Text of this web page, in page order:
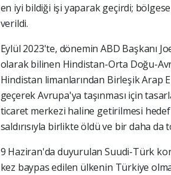
en iyi bildiği işi yaparak geçirdi;
verildi.
Eylül 2023'te, dönemin ABD Başkanı
olarak bilinen Hindistan-Orta Doğu-
Hindistan limanlarından Birleşik Arap
geçerek Avrupa'ya taşınması için
ticaret merkezi haline getirilmesi
saldırısıyla birlikte öldü ve bir daha da
9 Haziran'da duyurulan Suudi-Türk
kez baypas edilen ülkenin Türkiye